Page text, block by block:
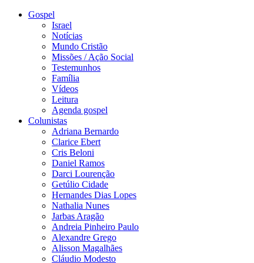
Gospel
Israel
Notícias
Mundo Cristão
Missões / Ação Social
Testemunhos
Família
Vídeos
Leitura
Agenda gospel
Colunistas
Adriana Bernardo
Clarice Ebert
Cris Beloni
Daniel Ramos
Darci Lourenção
Getúlio Cidade
Hernandes Dias Lopes
Nathalia Nunes
Jarbas Aragão
Andreia Pinheiro Paulo
Alexandre Grego
Alisson Magalhães
Cláudio Modesto